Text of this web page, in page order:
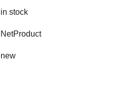
in stock
NetProduct
new